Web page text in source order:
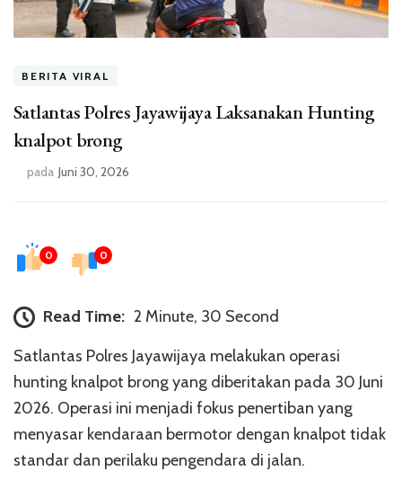
BERITA VIRAL
Satlantas Polres Jayawijaya Laksanakan Hunting
knalpot brong
pada Juni 30, 2026
0 0
Read Time: 2 Minute, 30 Second
Satlantas Polres Jayawijaya melakukan operasi
hunting knalpot brong yang diberitakan pada 30 Juni
2026. Operasi ini menjadi fokus penertiban yang
menyasar kendaraan bermotor dengan knalpot tidak
standar dan perilaku pengendara di jalan.